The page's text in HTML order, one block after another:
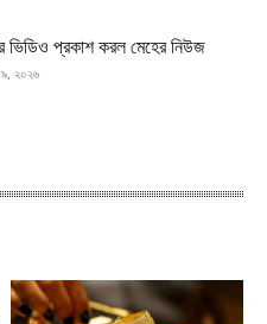
ভিডিও প্রকাশ করল মেহের নিউজ
২০২৬